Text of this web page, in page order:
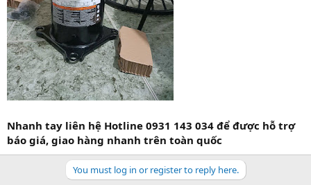
Nhanh tay liên hệ Hotline 0931 143 034 để được hỗ trợ
báo giá, giao hàng nhanh trên toàn quốc
You must log in or register to reply here.